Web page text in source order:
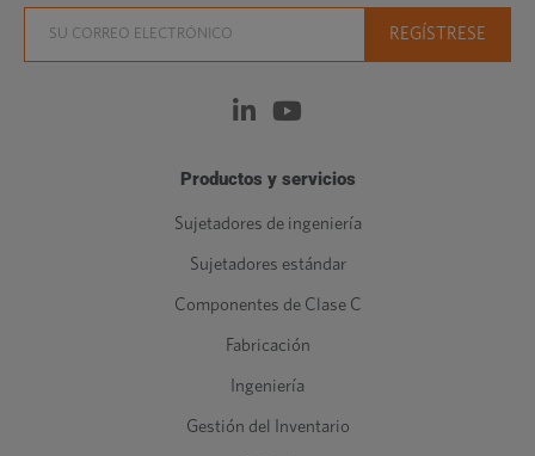
Productos y servicios
Sujetadores de ingeniería
Sujetadores estándar
Componentes de Clase C
Fabricación
Ingeniería
Gestión del Inventario